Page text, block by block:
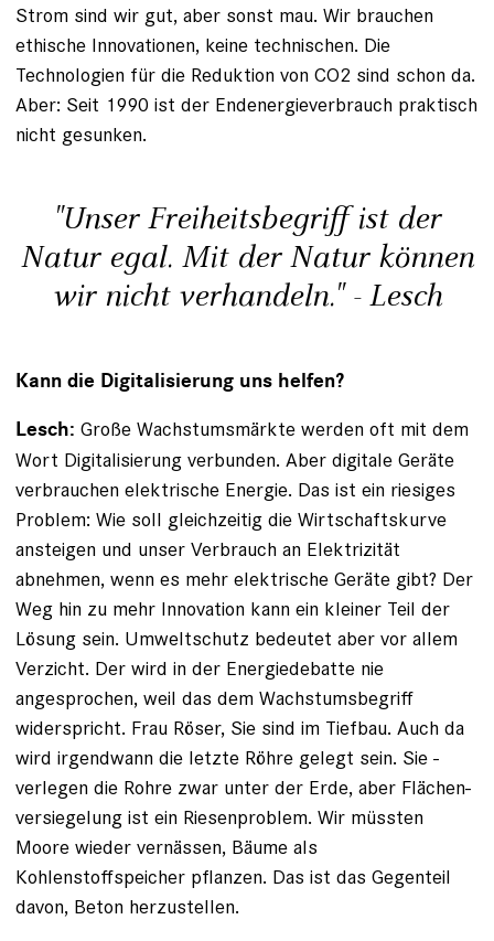
Strom sind wir gut, aber sonst mau. Wir brauchen
ethische ­Innovationen, ­keine technischen. Die
Technologien für die Reduktion von CO2 sind schon da.
Aber: Seit 1990 ist der Endenergieverbrauch praktisch
nicht gesunken.
"Unser Freiheitsbegriff ist der
Natur egal. Mit der Natur können
wir nicht ver­handeln." - Lesch
Kann die Digitalisierung uns helfen?
Lesch: Große Wachstumsmärkte werden oft mit dem
Wort Digitalisierung verbunden. Aber digitale Geräte
ver­brauchen elektrische Energie. Das ist ein riesiges
Problem: Wie soll gleichzeitig die Wirtschaftskurve
ansteigen und unser Verbrauch an Elektrizität
abnehmen, wenn es mehr elektrische Geräte gibt? Der
Weg hin zu mehr Innovation kann ein kleiner Teil der
Lösung sein. Umweltschutz bedeutet aber vor allem
Verzicht. Der wird in der Energie­debatte nie
angesprochen, weil das dem Wachstumsbegriff
widerspricht. Frau Röser, Sie sind im Tiefbau. Auch da
wird irgendwann die letzte Röhre gelegt sein. Sie ­
verlegen die Rohre zwar unter der Erde, aber Flächen­
versiegelung ist ein Riesenproblem. Wir müssten
Moore wieder ver­nässen, Bäume als
Kohlenstoffspeicher pflanzen. Das ist das Gegenteil
davon, Beton herzustellen.